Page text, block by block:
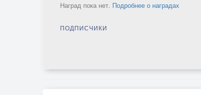
Наград пока нет. Подробнее о наградах
ПОДПИСЧИКИ